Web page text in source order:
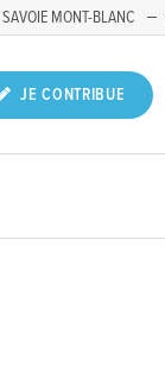
SAVOIE MONT-BLANC
JE CONTRIBUE